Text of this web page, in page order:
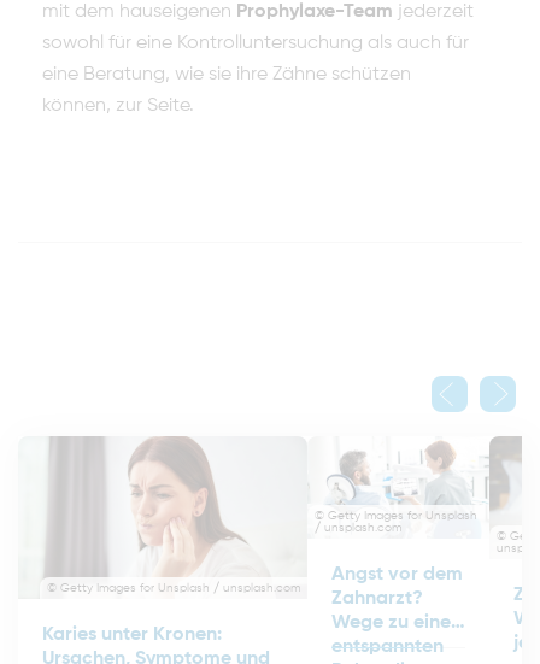
mit dem hauseigenen Prophylaxe-Team jederzeit
sowohl für eine Kontrolluntersuchung als auch für
eine Beratung, wie sie ihre Zähne schützen
können, zur Seite.
© Getty Images for Unsplash / unsplash.com
Karies unter Kronen:
Ursachen, Symptome und
© Getty Images for Unsplash
/ unsplash.com
Angst vor dem
Zahnarzt?
Wege zu einer
entspannten
©